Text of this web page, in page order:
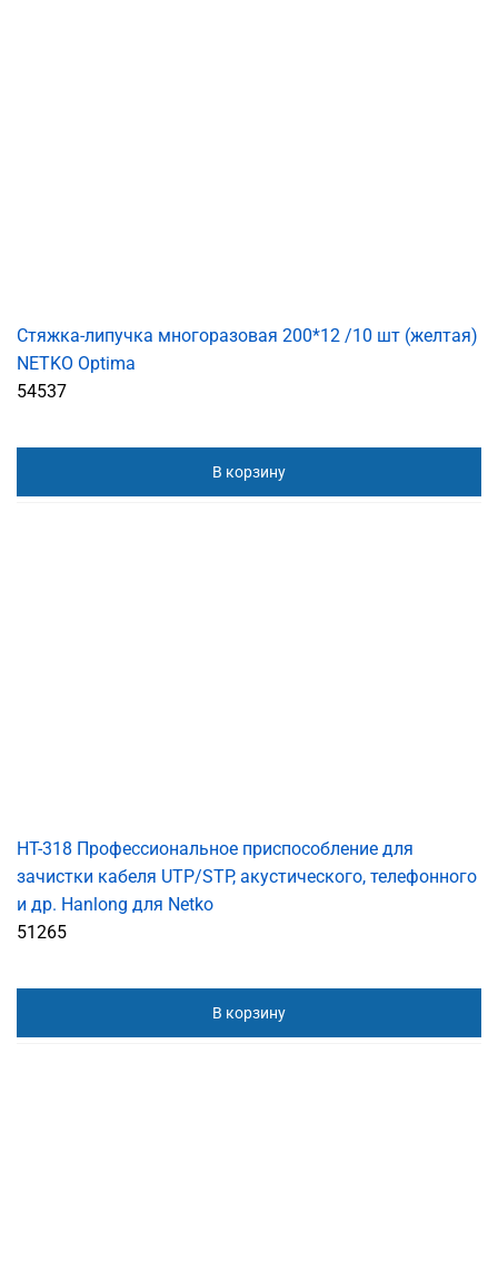
Стяжка-липучка многоразовая 200*12 /10 шт (желтая)
NETKO Optima
54537
В корзину
HT-318 Профессиональное приспособление для
зачистки кабеля UTP/STP, акустического, телефонного
и др. Hanlong для Netko
51265
В корзину